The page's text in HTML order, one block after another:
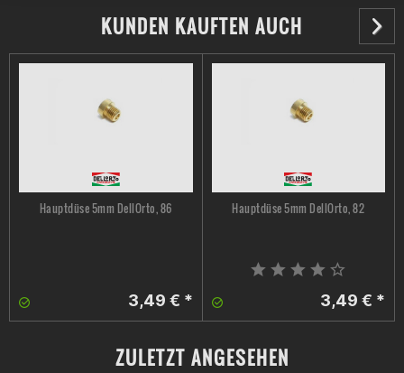
KUNDEN KAUFTEN AUCH
Hauptdüse 5mm DellOrto, 86
3,49 € *
Hauptdüse 5mm DellOrto, 82
3,49 € *
ZULETZT ANGESEHEN